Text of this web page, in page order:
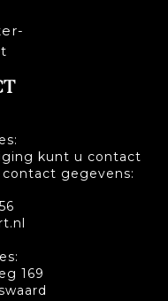
kunt u contact
gegevens:
169